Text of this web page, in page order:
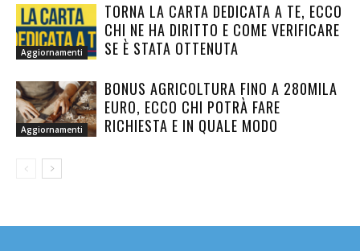
Aggiornamenti
TORNA LA CARTA DEDICATA A TE, ECCO
CHI NE HA DIRITTO E COME VERIFICARE
SE È STATA OTTENUTA
Aggiornamenti
BONUS AGRICOLTURA FINO A 280MILA
EURO, ECCO CHI POTRÀ FARE
RICHIESTA E IN QUALE MODO